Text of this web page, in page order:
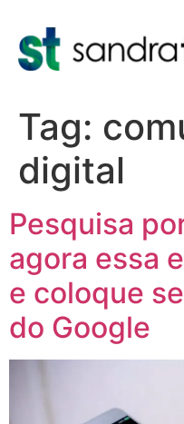
Tag:
digital
Pesquisa
agora essa
e coloque
do Google